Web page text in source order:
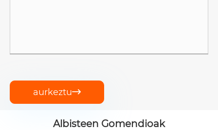
aurkeztu
Albisteen Gomendioak